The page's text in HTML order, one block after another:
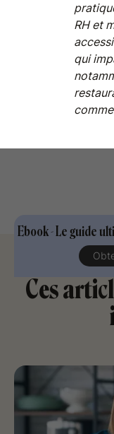
Ebook - Le guide
RH et
qui
Ces